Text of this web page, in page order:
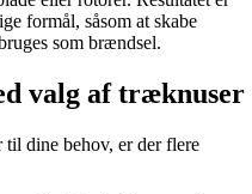
formål, såsom at skabe
som brændsel.
valg af træknuser
dine behov, er der flere